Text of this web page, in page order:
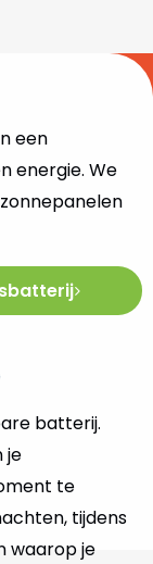
een
energie. We
batterij.
je
te
tijdens
waarop je